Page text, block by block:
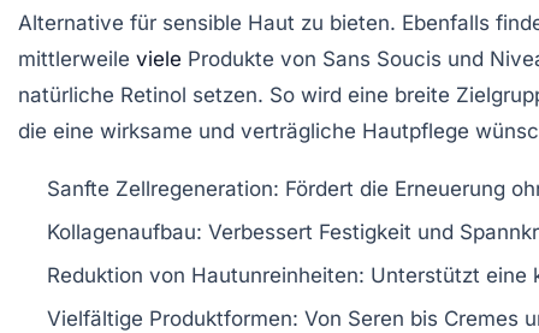
Alternative für sensible Haut zu bieten. Ebenfalls
mittlerweile viele Produkte von Sans Soucis und
natürliche Retinol setzen. So wird eine breite
die eine wirksame und verträgliche Hautpflege
Sanfte Zellregeneration: Fördert die Erneuerung
Kollagenaufbau: Verbessert Festigkeit und
Reduktion von Hautunreinheiten: Unterstützt eine
Vielfältige Produktformen: Von Seren bis Cremes